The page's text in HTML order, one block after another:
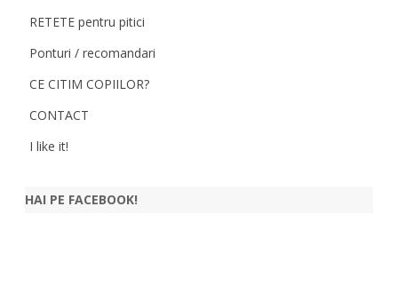
RETETE pentru pitici
Ponturi / recomandari
CE CITIM COPIILOR?
CONTACT
I like it!
HAI PE FACEBOOK!